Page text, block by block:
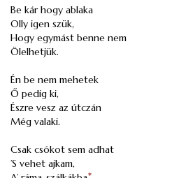
Be kár hogy ablaka
Olly igen szük,
Hogy egymást benne nem
Ölelhetjük.
Én be nem mehetek
Ő pedig ki,
Észre vesz az útczán
Még valaki.
Csak csókot sem adhat
’S vehet ajkam,
*